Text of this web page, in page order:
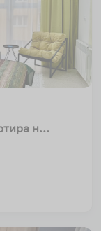
Современная однокомнатная квартира на площади Ленина город Иваново